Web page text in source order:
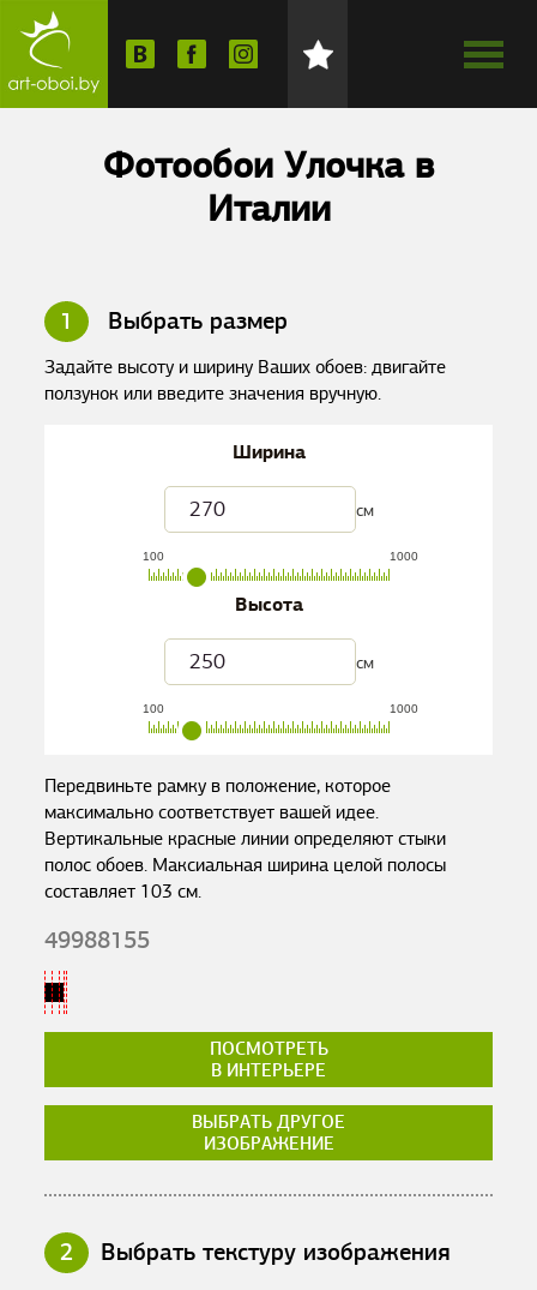
Фотообои Улочка в
Италии
1 Выбрать размер
Задайте высоту и ширину Ваших обоев: двигайте
ползунок или введите значения вручную.
Ширина
см
100 1000
Высота
см
100 1000
Передвиньте рамку в положение, которое
максимально соответствует вашей идее.
Вертикальные красные линии определяют стыки
полос обоев. Максиальная ширина целой полосы
составляет 103 см.
49988155
ПОСМОТРЕТЬ
В ИНТЕРЬЕРЕ
ВЫБРАТЬ ДРУГОЕ
ИЗОБРАЖЕНИЕ
2 Выбрать текстуру изображения